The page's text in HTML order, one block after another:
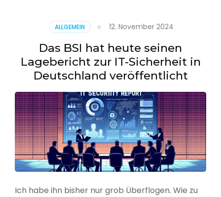
aus
CSV
erstellen
ALLGEMEIN 12. November 2024
Das BSI hat heute seinen
Lagebericht zur IT-Sicherheit in
Deutschland veröffentlicht
Ich habe ihn bisher nur grob Überflogen. Wie zu